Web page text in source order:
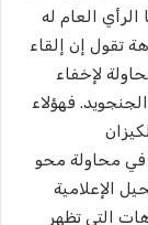
الرأي العام له
تقول إن إلقاء
لإخفاء
فهؤلاء
في محاولة محو
الإعلامية
التي تظهر